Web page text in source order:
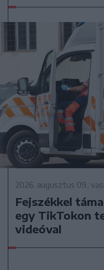
2026. augusztus 09.,
Fejszékkel
egy TikTokon
videóval